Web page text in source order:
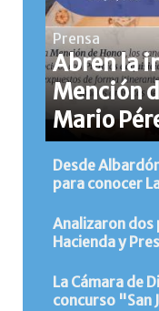
Prensa
Abren la
Mención
Mario
Desde
para conocer
Analizaron dos
Hacienda y
La Cámara de
concurso "San